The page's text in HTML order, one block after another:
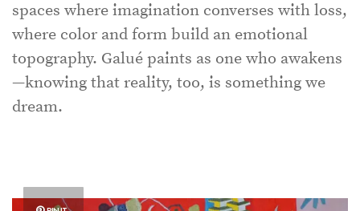
spaces where imagination converses with loss,
where color and form build an emotional
topography. Galué paints as one who awakens
—knowing that reality, too, is something we
dream.